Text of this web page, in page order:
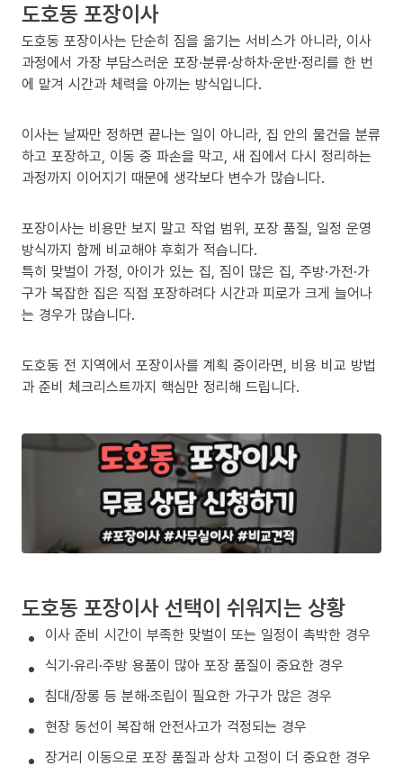
도호동 포장이사
도호동 포장이사는 단순히 짐을 옮기는 서비스가 아니라, 이사
과정에서 가장 부담스러운 포장·분류·상하차·운반·정리를 한 번
에 맡겨 시간과 체력을 아끼는 방식입니다.
이사는 날짜만 정하면 끝나는 일이 아니라, 집 안의 물건을 분류
하고 포장하고, 이동 중 파손을 막고, 새 집에서 다시 정리하는
과정까지 이어지기 때문에 생각보다 변수가 많습니다.
포장이사는 비용만 보지 말고 작업 범위, 포장 품질, 일정 운영
방식까지 함께 비교해야 후회가 적습니다.
특히 맞벌이 가정, 아이가 있는 집, 짐이 많은 집, 주방·가전·가
구가 복잡한 집은 직접 포장하려다 시간과 피로가 크게 늘어나
는 경우가 많습니다.
도호동 전 지역에서 포장이사를 계획 중이라면, 비용 비교 방법
과 준비 체크리스트까지 핵심만 정리해 드립니다.
도호동 포장이사 선택이 쉬워지는 상황
이사 준비 시간이 부족한 맞벌이 또는 일정이 촉박한 경우
식기·유리·주방 용품이 많아 포장 품질이 중요한 경우
침대/장롱 등 분해·조립이 필요한 가구가 많은 경우
현장 동선이 복잡해 안전사고가 걱정되는 경우
장거리 이동으로 포장 품질과 상차 고정이 더 중요한 경우